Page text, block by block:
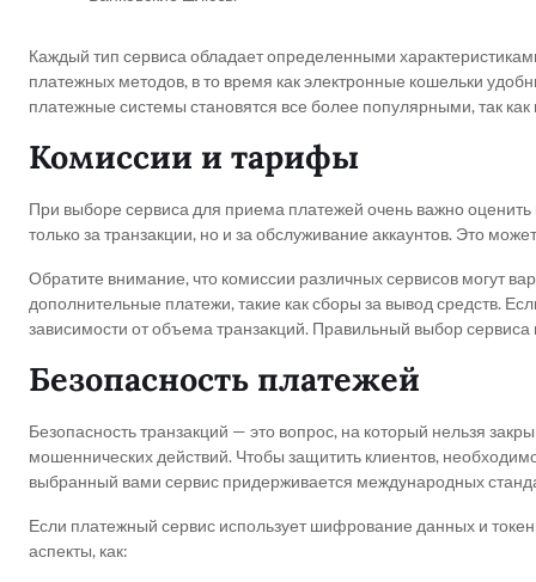
Каждый тип сервиса обладает определенными
платежных методов, в то время как электронные кошельки
платежные системы становятся все более популярными, так
Комиссии и тарифы
При выборе сервиса для приема платежей очень важно
только за транзакции, но и за обслуживание аккаунтов. Это
Обратите внимание, что комиссии различных сервисов могут
дополнительные платежи, такие как сборы за вывод средств.
зависимости от объема транзакций. Правильный выбор
Безопасность платежей
Безопасность транзакций — это вопрос, на который нельзя
мошеннических действий. Чтобы защитить клиентов,
выбранный вами сервис придерживается международных
Если платежный сервис использует шифрование данных и
аспекты, как: